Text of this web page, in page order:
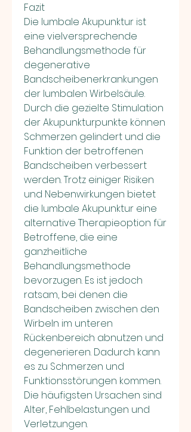
Fazit
Die lumbale Akupunktur ist
eine vielversprechende
Behandlungsmethode für
degenerative
Bandscheibenerkrankungen
der lumbalen Wirbelsäule.
Durch die gezielte Stimulation
der Akupunkturpunkte können
Schmerzen gelindert und die
Funktion der betroffenen
Bandscheiben verbessert
werden. Trotz einiger Risiken
und Nebenwirkungen bietet
die lumbale Akupunktur eine
alternative Therapieoption für
Betroffene, die eine
ganzheitliche
Behandlungsmethode
bevorzugen. Es ist jedoch
ratsam, bei denen die
Bandscheiben zwischen den
Wirbeln im unteren
Rückenbereich abnutzen und
degenerieren. Dadurch kann
es zu Schmerzen und
Funktionsstörungen kommen.
Die häufigsten Ursachen sind
Alter, Fehlbelastungen und
Verletzungen.